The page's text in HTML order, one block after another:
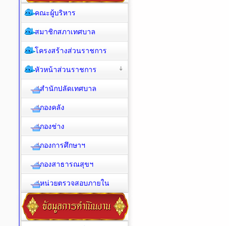
คณะผู้บริหาร
สมาชิกสภาเทศบาล
โครงสร้างส่วนราชการ
หัวหน้าส่วนราชการ
สำนักปลัดเทศบาล
กองคลัง
กองช่าง
กองการศึกษาฯ
กองสาธารณสุขฯ
หน่วยตรวจสอบภายใน